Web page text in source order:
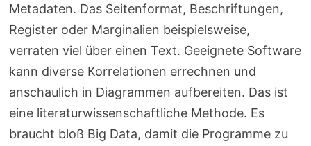
Metadaten. Das Seitenformat, Beschriftungen,
Register oder Marginalien beispielsweise,
verraten viel über einen Text. Geeignete Software
kann diverse Korrelationen errechnen und
anschaulich in Diagrammen aufbereiten. Das ist
eine literaturwissenschaftliche Methode. Es
braucht bloß Big Data, damit die Programme zu